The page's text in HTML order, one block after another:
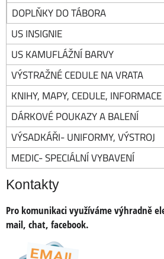
DOPLŇKY DO TÁBORA
US INSIGNIE
US KAMUFLÁŽNÍ BARVY
VÝSTRAŽNÉ CEDULE NA VRATA
KNIHY, MAPY, CEDULE, INFORMACE
DÁRKOVÉ POUKAZY A BALENÍ
VÝSADKÁŘI- UNIFORMY, VÝSTROJ
MEDIC- SPECIÁLNÍ VYBAVENÍ
Kontakty
Pro komunikaci využíváme výhradně
mail, chat, facebook.